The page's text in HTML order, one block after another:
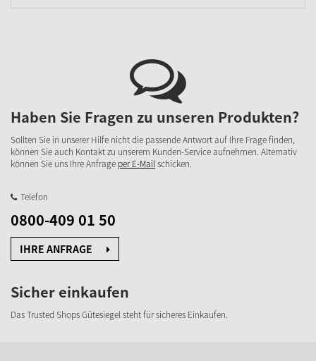
Haben Sie Fragen zu unseren Produkten?
Sollten Sie in unserer Hilfe nicht die passende Antwort auf Ihre Frage finden,
können Sie auch Kontakt zu unserem Kunden-Service aufnehmen. Alternativ
können Sie uns Ihre Anfrage per E-Mailschicken.
Telefon
0800-409 01 50
IHRE ANFRAGE
Sicher einkaufen
Das Trusted Shops Gütesiegel steht für sicheres Einkaufen.